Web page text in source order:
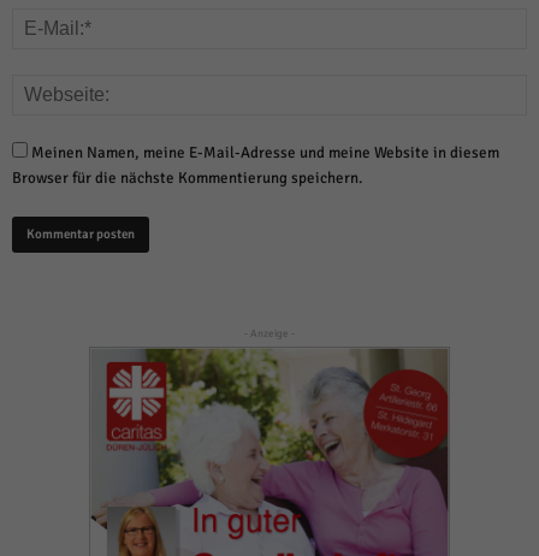
Meinen Namen, meine E-Mail-Adresse und meine Website in diesem
Browser für die nächste Kommentierung speichern.
- Anzeige -